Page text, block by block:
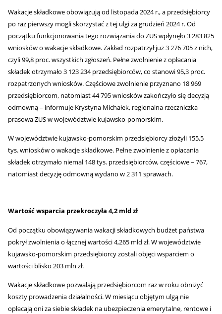
Wakacje składkowe obowiązują od listopada 2024 r., a przedsiębiorcy
po raz pierwszy mogli skorzystać z tej ulgi za grudzień 2024 r. Od
początku funkcjonowania tego rozwiązania do ZUS wpłynęło 3 283 825
wniosków o wakacje składkowe. Zakład rozpatrzył już 3 276 705 z nich,
czyli 99,8 proc. wszystkich zgłoszeń. Pełne zwolnienie z opłacania
składek otrzymało 3 123 234 przedsiębiorców, co stanowi 95,3 proc.
rozpatrzonych wniosków. Częściowe zwolnienie przyznano 18 969
przedsiębiorcom, natomiast 44 795 wniosków zakończyło się decyzją
odmowną – informuje Krystyna Michałek, regionalna rzeczniczka
prasowa ZUS w województwie kujawsko-pomorskim.
W województwie kujawsko-pomorskim przedsiębiorcy złożyli 155,5
tys. wniosków o wakacje składkowe. Pełne zwolnienie z opłacania
składek otrzymało niemal 148 tys. przedsiębiorców, częściowe – 767,
natomiast decyzję odmowną wydano w 2 311 sprawach.
Wartość wsparcia przekroczyła 4,2 mld zł
Od początku obowiązywania wakacji składkowych budżet państwa
pokrył zwolnienia o łącznej wartości 4,265 mld zł. W województwie
kujawsko-pomorskim przedsiębiorcy zostali objęci wsparciem o
wartości blisko 203 mln zł.
Wakacje składkowe pozwalają przedsiębiorcom raz w roku obniżyć
koszty prowadzenia działalności. W miesiącu objętym ulgą nie
opłacają oni za siebie składek na ubezpieczenia emerytalne, rentowe i